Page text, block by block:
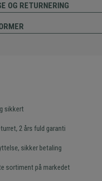
OG RETURNERING
sikkert
2 års fuld garanti
sikker betaling
sortiment på markedet